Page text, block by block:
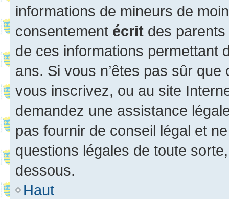
informations de mineurs de
consentement écrit des parents
de ces informations permettant
ans. Si vous n’êtes pas sûr
vous inscrivez, ou au site
demandez une assistance
pas fournir de conseil légal et
questions légales de toute
dessous.
Haut